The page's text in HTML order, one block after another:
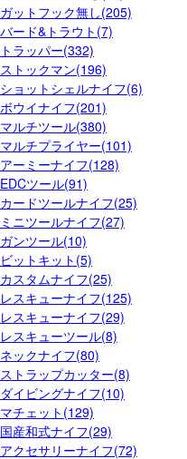
ガットフック無し(205)
バード&トラウト(7)
トラッパー(332)
ストックマン(196)
ショットシェルナイフ(6)
ボウイナイフ(201)
マルチツール(380)
マルチプライヤー(101)
アーミーナイフ(128)
EDCツール(91)
カードツールナイフ(25)
ミニツールナイフ(27)
ガンツール(10)
ビットキット(5)
カスタムナイフ(25)
レスキューナイフ(125)
レスキューナイフ(29)
レスキューツール(8)
ネックナイフ(80)
ストラップカッター(8)
ダイビングナイフ(10)
マチェット(129)
国産和式ナイフ(29)
アクセサリーナイフ(72)